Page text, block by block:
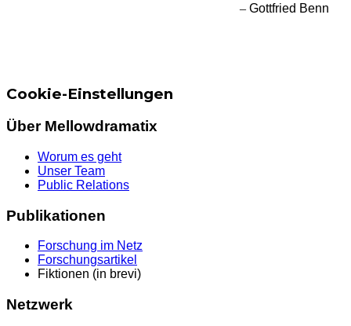
– Gottfried Benn
Cookie-Einstellungen
Über Mellowdramatix
Worum es geht
Unser Team
Public Relations
Publikationen
Forschung im Netz
Forschungsartikel
Fiktionen (in brevi)
Netzwerk